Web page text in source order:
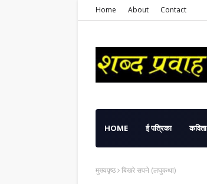
Home About Contact
HOME ई पत्रिका कविता
मुख्यपृष्ठ बिखरे सपने (लघुकथा)